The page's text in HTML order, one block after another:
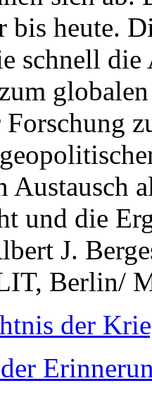
bis heute.
schnell die
Austausch
und die
J.
Berlin/
der